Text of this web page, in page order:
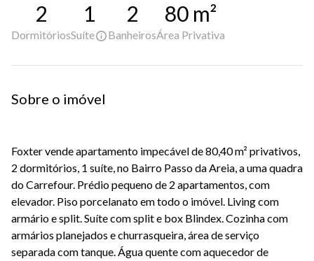
2
Dormitórios
1
Suíte
2
Banheiros
80 m²
Área Privativa
Sobre o imóvel
Foxter vende apartamento impecável de 80,40 m² privativos,
2 dormitórios, 1 suíte, no Bairro Passo da Areia, a uma quadra
do Carrefour. Prédio pequeno de 2 apartamentos, com
elevador. Piso porcelanato em todo o imóvel. Living com
armário e split. Suíte com split e box Blindex. Cozinha com
armários planejados e churrasqueira, área de serviço
separada com tanque. Água quente com aquecedor de